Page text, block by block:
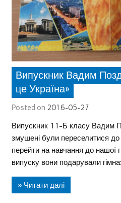
Випускник Вадим
це Україна»
Posted on 2016-05-27
Випускник 11-Б класу Вадим
змушені були переселитися до
перейти на навчання до нашої
випуску вони подарували
» Читати далі